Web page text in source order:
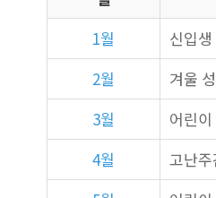
1월
신입
2월
겨울
3월
어린
4월
고난